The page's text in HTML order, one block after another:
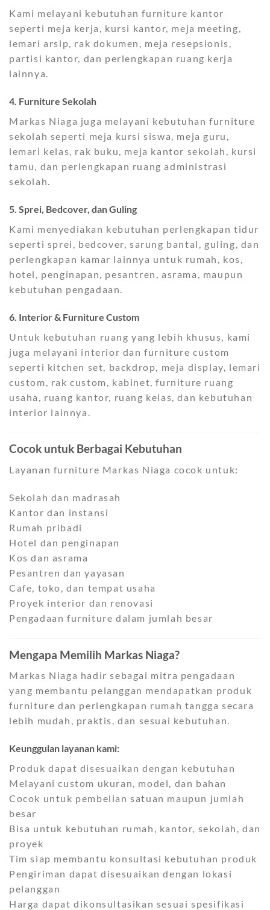
Kami melayani kebutuhan furniture kantor
seperti meja kerja, kursi kantor, meja meeting,
lemari arsip, rak dokumen, meja resepsionis,
partisi kantor, dan perlengkapan ruang kerja
lainnya.
4. Furniture Sekolah
Markas Niaga juga melayani kebutuhan furniture
sekolah seperti meja kursi siswa, meja guru,
lemari kelas, rak buku, meja kantor sekolah, kursi
tamu, dan perlengkapan ruang administrasi
sekolah.
5. Sprei, Bedcover, dan Guling
Kami menyediakan kebutuhan perlengkapan tidur
seperti sprei, bedcover, sarung bantal, guling, dan
perlengkapan kamar lainnya untuk rumah, kos,
hotel, penginapan, pesantren, asrama, maupun
kebutuhan pengadaan.
6. Interior & Furniture Custom
Untuk kebutuhan ruang yang lebih khusus, kami
juga melayani interior dan furniture custom
seperti kitchen set, backdrop, meja display, lemari
custom, rak custom, kabinet, furniture ruang
usaha, ruang kantor, ruang kelas, dan kebutuhan
interior lainnya.
Cocok untuk Berbagai Kebutuhan
Layanan furniture Markas Niaga cocok untuk:
Sekolah dan madrasah
Kantor dan instansi
Rumah pribadi
Hotel dan penginapan
Kos dan asrama
Pesantren dan yayasan
Cafe, toko, dan tempat usaha
Proyek interior dan renovasi
Pengadaan furniture dalam jumlah besar
Mengapa Memilih Markas Niaga?
Markas Niaga hadir sebagai mitra pengadaan
yang membantu pelanggan mendapatkan produk
furniture dan perlengkapan rumah tangga secara
lebih mudah, praktis, dan sesuai kebutuhan.
Keunggulan layanan kami:
Produk dapat disesuaikan dengan kebutuhan
Melayani custom ukuran, model, dan bahan
Cocok untuk pembelian satuan maupun jumlah
besar
Bisa untuk kebutuhan rumah, kantor, sekolah, dan
proyek
Tim siap membantu konsultasi kebutuhan produk
Pengiriman dapat disesuaikan dengan lokasi
pelanggan
Harga dapat dikonsultasikan sesuai spesifikasi